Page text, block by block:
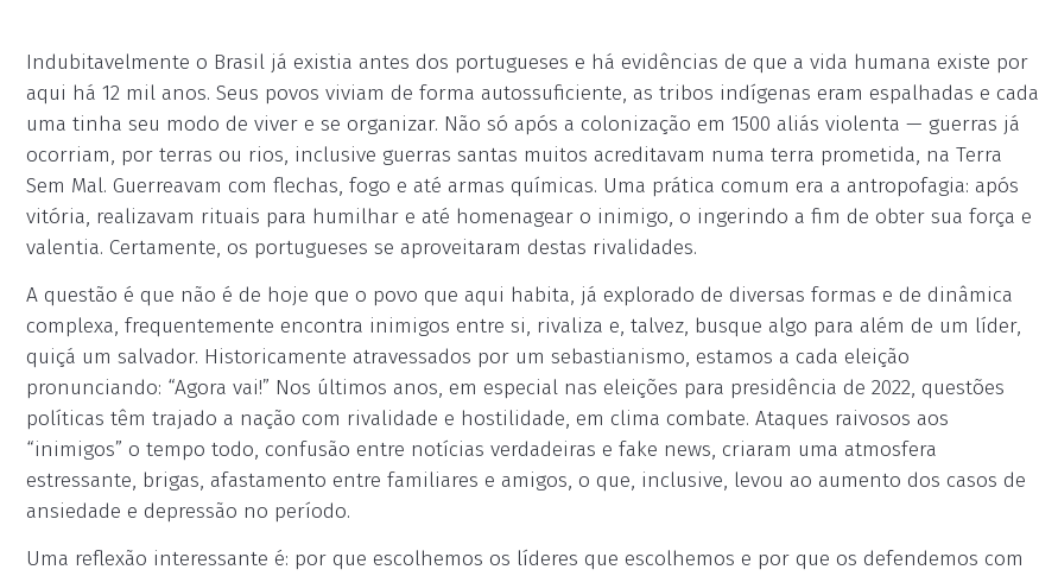
Indubitavelmente o Brasil já existia antes dos portugueses e há evidências de que a vida humana existe por
aqui há 12 mil anos. Seus povos viviam de forma autossuficiente, as tribos indígenas eram espalhadas e cada
uma tinha seu modo de viver e se organizar. Não só após a colonização em 1500 aliás violenta — guerras já
ocorriam, por terras ou rios, inclusive guerras santas muitos acreditavam numa terra prometida, na Terra
Sem Mal. Guerreavam com flechas, fogo e até armas químicas. Uma prática comum era a antropofagia: após
vitória, realizavam rituais para humilhar e até homenagear o inimigo, o ingerindo a fim de obter sua força e
valentia. Certamente, os portugueses se aproveitaram destas rivalidades.
A questão é que não é de hoje que o povo que aqui habita, já explorado de diversas formas e de dinâmica
complexa, frequentemente encontra inimigos entre si, rivaliza e, talvez, busque algo para além de um líder,
quiçá um salvador. Historicamente atravessados por um sebastianismo, estamos a cada eleição
pronunciando: “Agora vai!” Nos últimos anos, em especial nas eleições para presidência de 2022, questões
políticas têm trajado a nação com rivalidade e hostilidade, em clima combate. Ataques raivosos aos
“inimigos” o tempo todo, confusão entre notícias verdadeiras e fake news, criaram uma atmosfera
estressante, brigas, afastamento entre familiares e amigos, o que, inclusive, levou ao aumento dos casos de
ansiedade e depressão no período.
Uma reflexão interessante é: por que escolhemos os líderes que escolhemos e por que os defendemos com